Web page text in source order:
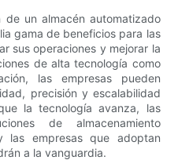
de un almacén automatizado
gama de beneficios para las
sus operaciones y mejorar la
de alta tecnología como
las empresas pueden
precisión y escalabilidad
la tecnología avanza, las
de almacenamiento
las empresas que adoptan
a la vanguardia.